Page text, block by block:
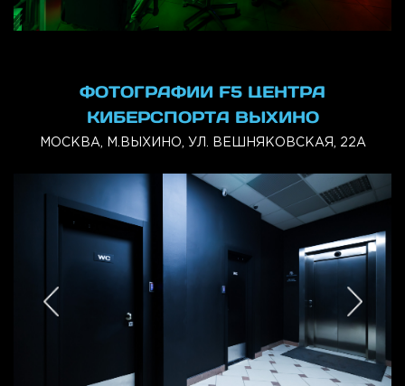
ФОТОГРАФИИ F5 ЦЕНТРА
КИБЕРСПОРТА ВЫХИНО
МОСКВА, М.ВЫХИНО, УЛ. ВЕШНЯКОВСКАЯ, 22А